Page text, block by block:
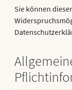
Sie können